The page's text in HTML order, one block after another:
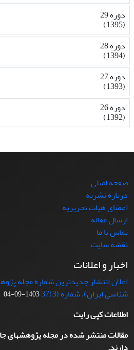
دوره 29
(1395)
دوره 28
(1394)
دوره 27
(1393)
دوره 26
(1392)
صفحه اصلی
درباره نشریه
اعضای هیات تحریریه
ارسال مقاله
تماس با ما
نقشه سایت
اخبار و اعلانات
اعلان انتشار جدیدترین شماره مجله
شناسی ایران)، شماره (3)37
1403-09-04
اطلاعات کپی رایت
مقالات منتشر شده در مجله پژوهشهای